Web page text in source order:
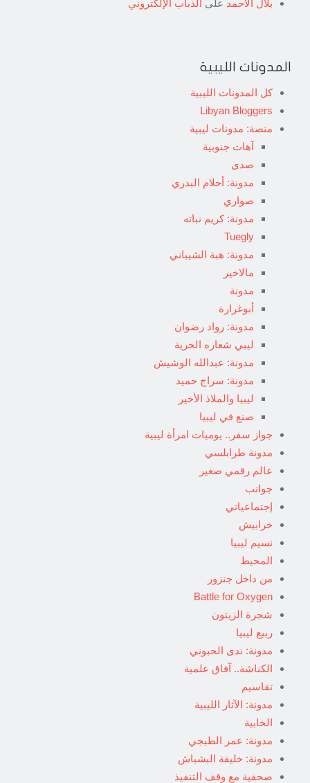
بلال الاحمد على الذباب الإلكتروني
المدونات الليبية
كل المدونات الليبية
Libyan Bloggers
منصة: مدونات ليبية
آهات جنوبية
صدى
مدونة: أحلام البدري
صواري
مدونة: كريم نباته
Tuegly
مدونة: هبة الشيباني
مالاخير
مدونة
أبوغرارة
مدونة: رواد رضوان
ليبي شعاره الحرية
مدونة: عبدالله الوشيش
مدونة: سراج حميد
ليبيا والملاذ الأخير
صنع في ليبيا
جواز سفر.. يوميات امرأة ليبية
مدونة طرابلسي
عالم رقمي صغير
جوانب
إجتماعياتي
خرابيش
نسيم ليبيا
المحيط
من داخل جنزور
Battle for Oxygen
شجرة الزيتون
ربيع ليبيا
مدونة: ندى الحبوني
الكناشة.. آفاق علمية
تقاسيم
مدونة: الآثار الليبية
الخابية
مدونة: عمر الطبجي
مدونة: خليفة البشباش
صحفية مع وقف التنفيذ